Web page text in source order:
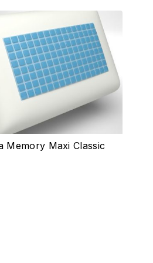
Memory Maxi Classic